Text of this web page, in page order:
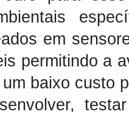
em
permitindo a
baixo custo